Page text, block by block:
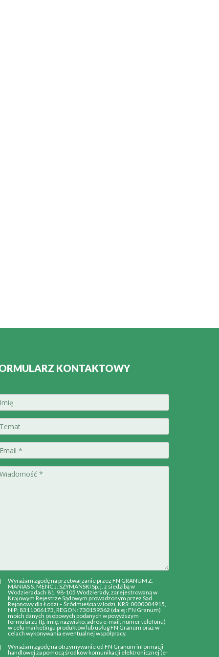
KONTAKTOWY
Wyrażam zgodę na przetwarzanie przez FN GRANUM Z.
MANIAS S. MENC J. SZYMAŃSKI Sp. j. z siedzibą w
Wodzieradach 81, 98-105 Wodzierady, zarejestrowaną w
Krajowym Rejestrze Sądowym prowadzonym przez Sąd
Rejonowy dla Łodzi – Śródmieścia w lodzi, KRS: 0000004915,
NIP: 8311006173, REGON: 730159362 (dalej: FN Granum)
moich danych osobowych podanych w powyższym
formularzu (tj. imię, nazwisko, adres e-mail, numer telefonu)
w celu marketingu produktów lub usług FN Granum oraz w
celach wykonywania ewentualnej współpracy.
Wyrażam zgodę na otrzymywanie od FN Granum informacji
handlowej za pomocą środków komunikacji elektronicznej (e-